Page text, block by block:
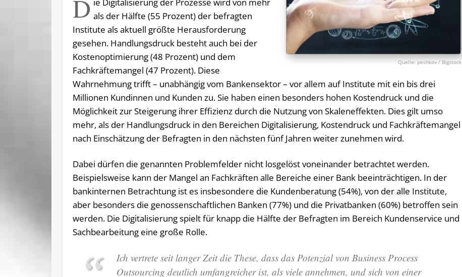
peshkov / Bigstock
D ie Digitalisierung der Prozesse wird von mehr
als der Hälfte (55 Prozent) der befragten
Institute als aktuell größte Herausforderung
gesehen. Handlungsdruck besteht auch bei der
Kostenoptimierung (48 Prozent) und dem
Fachkräftemangel (47 Prozent). Diese
Wahrnehmung trifft – unabhängig vom Bankensektor – vor allem auf Institute mit ein bis drei
Millionen Kundinnen und Kunden zu. Sie haben einen besonders hohen Kostendruck und die
Möglichkeit zur Steigerung ihrer Effizienz durch die Nutzung von Skaleneffekten. Dies gilt umso
mehr, als der Handlungsdruck in den Bereichen Digitalisierung, Kostendruck und Fachkräftemangel
nach Einschätzung der Befragten in den nächsten fünf Jahren weiter zunehmen wird.
Dabei dürfen die genannten Problemfelder nicht losgelöst voneinander betrachtet werden.
Beispielsweise kann der Mangel an Fachkräften alle Bereiche einer Bank beeinträchtigen. In der
bankinternen Betrachtung ist es insbesondere die Kundenberatung (54%), von der alle Institute,
aber besonders die genossenschaftlichen Banken (77%) und die Privatbanken (60%) betroffen sein
werden. Die Digitalisierung spielt für knapp die Hälfte der Befragten im Bereich Kundenservice und
Sachbearbeitung eine große Rolle.
Ich vertrete seit langer Zeit die These, dass das Potenzial von Business Process
Outsourcing deutlich umfangreicher ist, als viele annehmen, und sich von einer